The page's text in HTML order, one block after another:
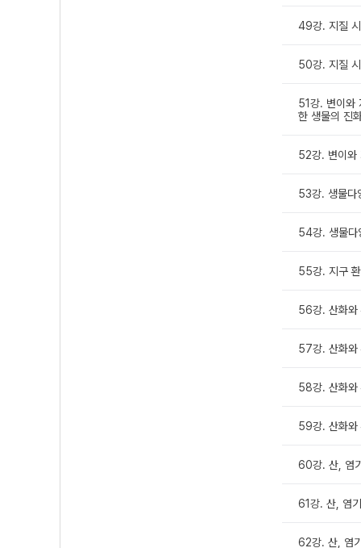
49강. 지질
50강. 지질
51강. 변이와
한 생물의 진
52강. 변이와
53강. 생물다
54강. 생물다
55강. 지구
56강. 산화와
57강. 산화와
58강. 산화
59강. 산화와
60강. 산, 염
61강. 산, 염
62강. 산, 염